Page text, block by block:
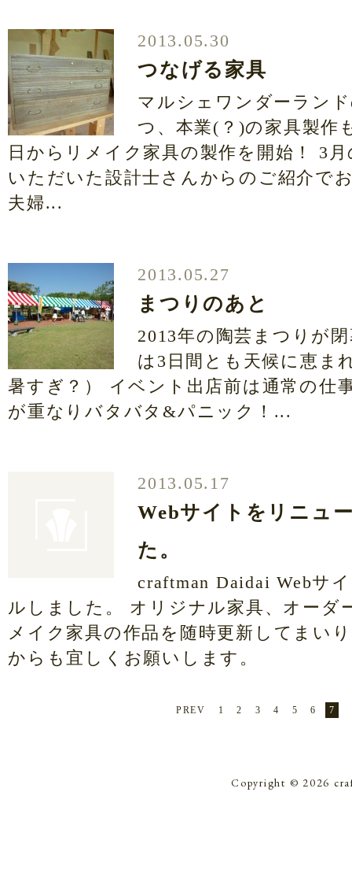
2013.05.30
つなげる家具
マルシェワンダーラン
つ、本業(？)の家具製作
日からリメイク家具の製作を開始！ 3
いただいた設計士さんからのご紹介で
夫婦...
2013.05.27
まつりのあと
2013年の陶芸まつりが
は3日間とも天候に恵ま
暑すぎ？） イベント出店前は通常の仕
が重なりバタバタ&パニック！...
2013.05.17
Webサイトをリニュ
た。
craftman Daidai Webサ
ルしました。 オリジナル家具、オーダ
メイク家具の作品を随時更新してまい
からも宜しくお願いします。
PREV 1 2 3 4 5 6 7
Copyright © 2026